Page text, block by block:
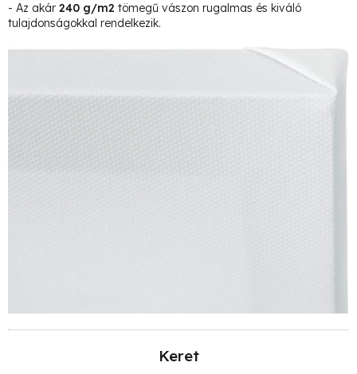
- Az akár 240 g/m2 tömegű vászon rugalmas és kiváló
tulajdonságokkal rendelkezik.
Keret